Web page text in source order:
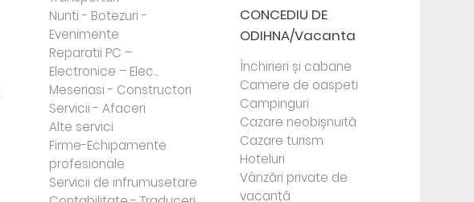
Nunti - Botezuri -
Evenimente
Reparatii PC –
Electronice – Elec...
Meseriasi - Constructori
Servicii - Afaceri
Alte servici
Firme-Echipamente
profesionale
Servicii de infrumusetare
CONCEDIU DE
ODIHNA/Vacanta
Închirieri și cabane
Camere de oaspeti
Campinguri
Cazare neobișnuită
Cazare turism
Hoteluri
Vânzări private de
vacanță